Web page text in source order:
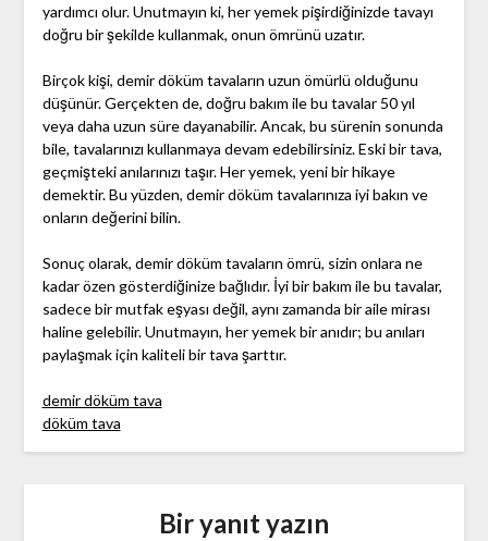
yardımcı olur. Unutmayın ki, her yemek pişirdiğinizde tavayı
doğru bir şekilde kullanmak, onun ömrünü uzatır.
Birçok kişi, demir döküm tavaların uzun ömürlü olduğunu
düşünür. Gerçekten de, doğru bakım ile bu tavalar 50 yıl
veya daha uzun süre dayanabilir. Ancak, bu sürenin sonunda
bile, tavalarınızı kullanmaya devam edebilirsiniz. Eski bir tava,
geçmişteki anılarınızı taşır. Her yemek, yeni bir hikaye
demektir. Bu yüzden, demir döküm tavalarınıza iyi bakın ve
onların değerini bilin.
Sonuç olarak, demir döküm tavaların ömrü, sizin onlara ne
kadar özen gösterdiğinize bağlıdır. İyi bir bakım ile bu tavalar,
sadece bir mutfak eşyası değil, aynı zamanda bir aile mirası
haline gelebilir. Unutmayın, her yemek bir anıdır; bu anıları
paylaşmak için kaliteli bir tava şarttır.
demir döküm tava
döküm tava
Bir yanıt yazın